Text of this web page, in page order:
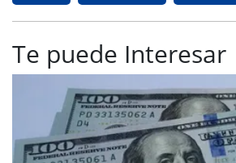
Te puede Interesar